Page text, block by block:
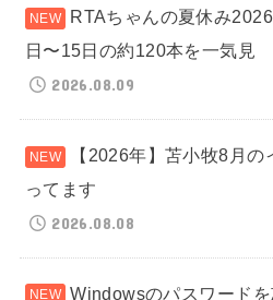
RTAちゃんの夏休み
日〜15日の約120本を一気見
2026.08.09
【2026年】苫小牧8月
ってます
2026.08.08
Windowsのパスワード